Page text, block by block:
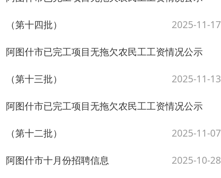
招聘信息（2025年8月份） 2025-08-26
关于举办阿图什市松他克镇2025年“精准对接，职为
你来”餐饮行业专场招聘会公... 2025-08-19
关于举办阿图什市光明街道高校毕业生暨兵地融合
作的公告
7月招聘信息 2025-07-29